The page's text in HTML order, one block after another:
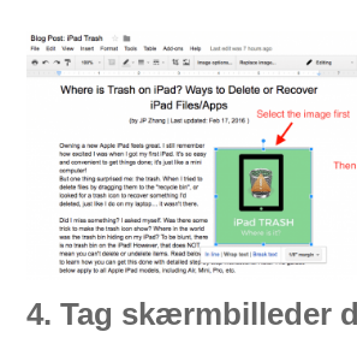
4. Tag skærmbilleder